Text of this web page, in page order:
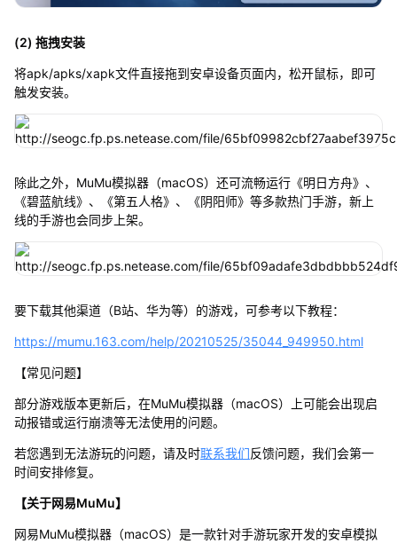
(2) 拖拽安装
将apk/apks/xapk文件直接拖到安卓设备页面内，松开鼠标，即可
触发安装。
除此之外，MuMu模拟器（macOS）还可流畅运行《明日方舟》、
《碧蓝航线》、《第五人格》、《阴阳师》等多款热门手游，新上
线的手游也会同步上架。
要下载其他渠道（B站、华为等）的游戏，可参考以下教程：
https://mumu.163.com/help/20210525/35044_949950.html
【常见问题】
部分游戏版本更新后，在MuMu模拟器（macOS）上可能会出现启
动报错或运行崩溃等无法使用的问题。
若您遇到无法游玩的问题，请及时联系我们反馈问题，我们会第一
时间安排修复。
【关于网易MuMu】
网易MuMu模拟器（macOS）是一款针对手游玩家开发的安卓模拟